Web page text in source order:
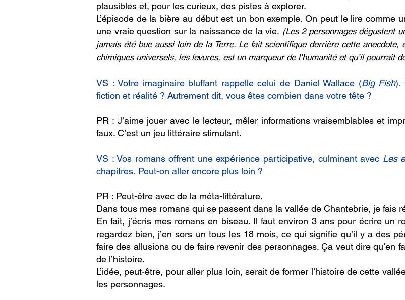
plausibles et, pour les curieux, des pistes à explorer.
L’épisode de la bière au début est un bon exemple. On peut le lire comme
une vraie question sur la naissance de la vie. (Les 2 personnages dégustent
jamais été bue aussi loin de la Terre. Le fait scientifique derrière cette anecdote,
chimiques universels, les levures, est un marqueur de l’humanité et qu’il pourrait
VS : Votre imaginaire bluffant rappelle celui de Daniel Wallace (Big Fish).
fiction et réalité ? Autrement dit, vous êtes combien dans votre tête ?
PR : J’aime jouer avec le lecteur, mêler informations vraisemblables et
faux. C’est un jeu littéraire stimulant.
VS : Vos romans offrent une expérience participative, culminant avec Les
chapitres. Peut-on aller encore plus loin ?
PR : Peut-être avec de la méta-littérature.
Dans tous mes romans qui se passent dans la vallée de Chantebrie, je fais
En fait, j’écris mes romans en biseau. Il faut environ 3 ans pour écrire un
regardez bien, j’en sors un tous les 18 mois, ce qui signifie qu’il y a des
faire des allusions ou de faire revenir des personnages. Ça veut dire qu’en
de l’histoire.
L’idée, peut-être, pour aller plus loin, serait de former l’histoire de cette
les personnages.